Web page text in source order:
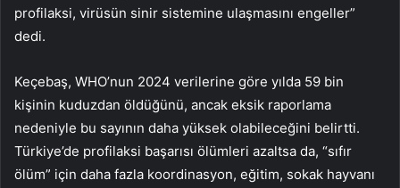
profilaksi, virüsün sinir sistemine ulaşmasını engeller”
dedi.
Keçebaş, WHO’nun 2024 verilerine göre yılda 59 bin
kişinin kuduzdan öldüğünü, ancak eksik raporlama
nedeniyle bu sayının daha yüksek olabileceğini belirtti.
Türkiye’de profilaksi başarısı ölümleri azaltsa da, “sıfır
ölüm” için daha fazla koordinasyon, eğitim, sokak hayvanı